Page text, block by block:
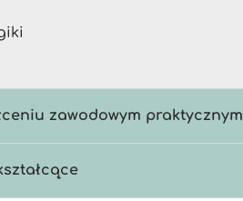
zawodowym praktycznym